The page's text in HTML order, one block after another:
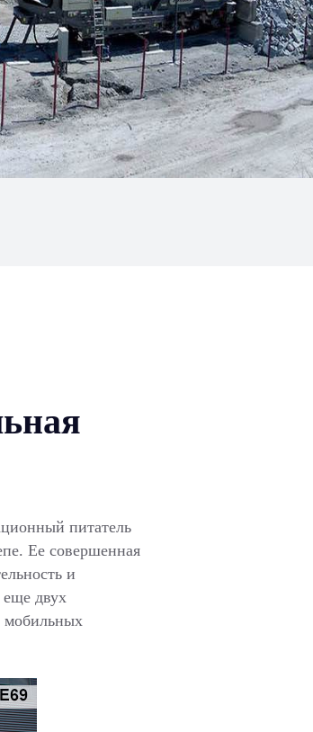
питатель
Ее совершенная
и
еще двух
мобильных